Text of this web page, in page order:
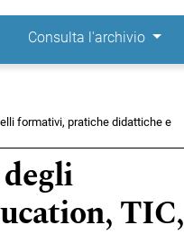
Consulta l'archivio
formativi, pratiche didattiche e
TIC,